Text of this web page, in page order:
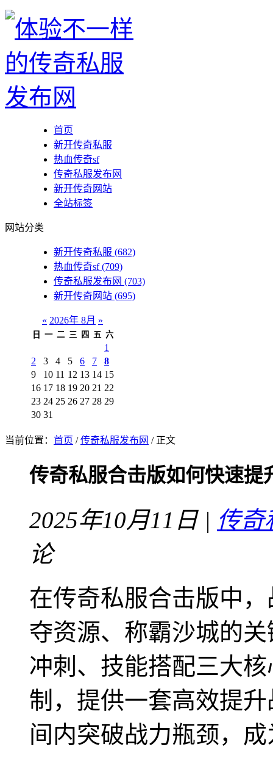
首页
新开传奇私服
热血传奇sf
传奇私服发布网
新开传奇网站
全站标签
网站分类
新开传奇私服 (682)
热血传奇sf(709)
传奇私服发布网 (703)
新开传奇网站 (695)
« 2026年 8月 »
日 一 二 三 四 五 六
1
2
3 4 5 6 7
8
9
10 11 12 13 14 15
16 17 18 19 20 21 22
23 24 25 26 27 28 29
30 31
当前位置： 首页 /传奇私服发布网 / 正文
传奇私服合击版如何快速提
2025年10月11日 | 传奇
论
在传奇私服合击版中
夺资源、称霸沙城的
冲刺、技能搭配三大
制，提供一套高效提
间内突破战力瓶颈，